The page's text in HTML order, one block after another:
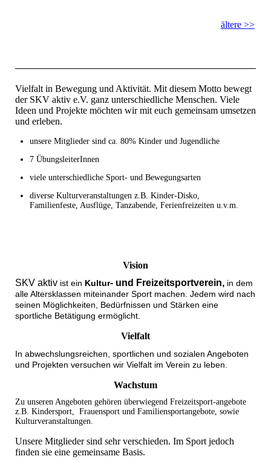
ältere >>
Vielfalt in Bewegung und Aktivität. Mit diesem Motto bewegt
der SKV aktiv e.V. ganz unterschiedliche Menschen. Viele
Ideen und Projekte möchten wir mit euch gemeinsam umsetzen
und erleben.
unsere Mitglieder sind ca. 80% Kinder und Jugendliche
7 ÜbungsleiterInnen
viele unterschiedliche Sport- und Bewegungsarten
diverse Kulturveranstaltungen z.B. Kinder-Disko,
Familienfeste, Ausflüge, Tanzabende, Ferienfreizeiten u.v.m.
Vision
SKV aktiv ist ein Kultur- und Freizeitsportverein, in dem
alle Altersklassen miteinander Sport machen. Jedem wird nach
seinen Möglichkeiten, Bedürfnissen und Stärken eine
sportliche Betätigung ermöglicht.
Vielfalt
In abwechslungsreichen, sportlichen und sozialen Angeboten
und Projekten versuchen wir Vielfalt im Verein zu leben.
Wachstum
Zu unseren Angeboten gehören überwiegend Freizeitsport-angebote
z.B. Kindersport, Frauensport und Familiensportangebote, sowie
Kulturveranstaltungen.
Unsere Mitglieder sind sehr verschieden. Im Sport jedoch
finden sie eine gemeinsame Basis.